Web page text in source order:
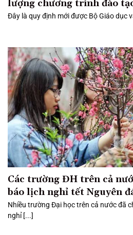
lượng chương trình đào
Đây là quy định mới được Bộ Giáo dục
Các trường ĐH trên cả
báo lịch nghỉ tết Nguyên
Nhiều trường Đại học trên cả nước đã
nghỉ [...]